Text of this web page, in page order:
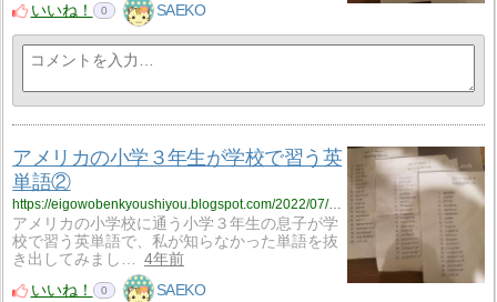
いいね！
0 SAEKO
アメリカの小学３年生が学校で習う英
単語②
https://eigowobenkyoushiyou.blogspot.com/2022/07/blog-post_18.html
アメリカの小学校に通う小学３年生の息子が学
校で習う英単語で、私が知らなかった単語を抜
き出してみまし…
4年前
いいね！
0 SAEKO